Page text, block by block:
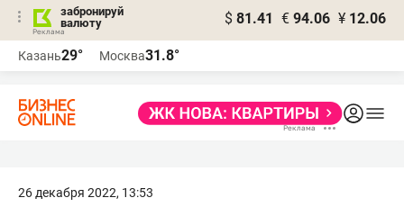
забронируй
валюту
$ 81.41 € 94.06 ¥ 12.06
Казань29° Москва31.8°
26 декабря 2022, 13:53